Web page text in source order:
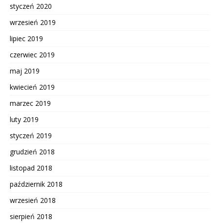
styczeń 2020
wrzesień 2019
lipiec 2019
czerwiec 2019
maj 2019
kwiecień 2019
marzec 2019
luty 2019
styczeń 2019
grudzień 2018
listopad 2018
październik 2018
wrzesień 2018
sierpień 2018